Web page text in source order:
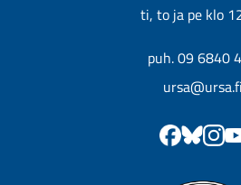
ti, to ja pe klo
puh. 09 6840
ursa@ursa.fi